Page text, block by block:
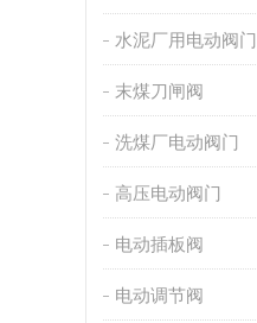
水泥厂用电动阀门
末煤刀闸阀
洗煤厂电动阀门
高压电动阀门
电动插板阀
电动调节阀